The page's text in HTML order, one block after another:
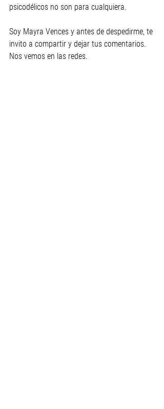
psicodélicos no son para cualquiera.
Soy Mayra Vences y antes de despedirme, te
invito a compartir y dejar tus comentarios.
Nos vemos en las redes.